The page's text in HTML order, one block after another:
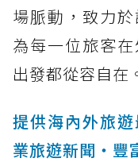
場脈動，致力
為每一位旅客
出發都從容自在
提供海內外旅
業旅遊新聞‧豐